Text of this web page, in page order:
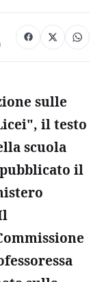
sulle
il testo
scuola
il